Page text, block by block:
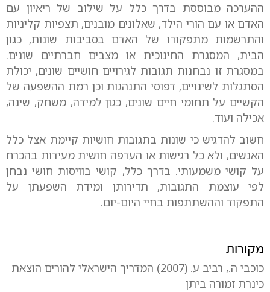
ההערכה מבוססת בדרך כלל על שילוב של ריאיון עם
האדם או עם הורי הילד, שאלונים מובנים, תצפיות קליניות
והתרשמות מתפקודו של האדם בסביבות שונות, כגון
הבית, המסגרת החינוכית או מצבים חברתיים שונים.
במסגרת זו נבחנות תגובות לגירויים חושיים שונים, יכולת
הסתגלות לשינויים, דפוסי התנהגות וכן רמת ההשפעה של
הקשיים על תחומי חיים שונים, כגון למידה, משחק, שינה,
אכילה ועוד.
חשוב להדגיש כי שונות בתגובות חושיות קיימת אצל כלל
האנשים, ולא כל רגישות או העדפה חושית מעידות בהכרח
על קושי משמעותי. בדרך כלל, קושי בוויסות חושי נבחן
לפי עוצמת התגובות, תדירותן ומידת השפעתן על
התפקוד וההשתתפות בחיי היום-יום.
מקורות
כוכבי ה., רביב ע. (2007) המדריך הישראלי להורים הוצאת
כינרת זמורה ביתן